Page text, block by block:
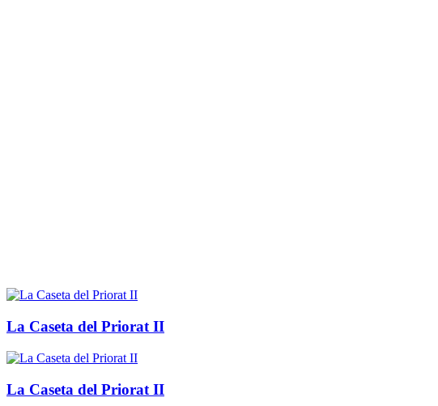
La Caseta del Priorat II
La Caseta del Priorat II